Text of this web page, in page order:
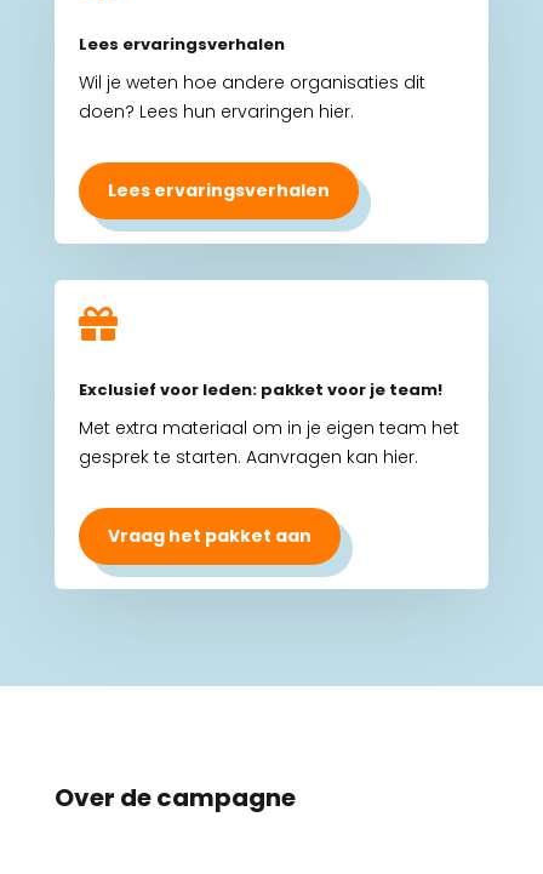
Lees ervaringsverhalen
Wil je weten hoe andere organisaties dit
doen? Lees hun ervaringen hier.
Lees ervaringsverhalen

Exclusief voor leden: pakket voor je team!
Met extra materiaal om in je eigen team het
gesprek te starten. Aanvragen kan hier.
Vraag het pakket aan
Over de campagne